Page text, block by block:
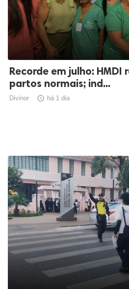
Recorde em julho: HMDI
partos normais; ind...
Divinor  há 1 dia